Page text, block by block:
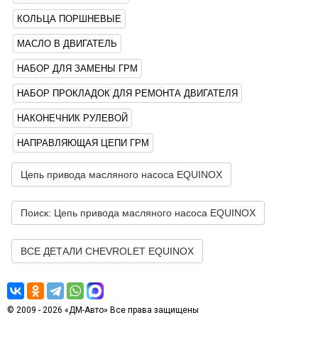
КОЛЬЦА ПОРШНЕВЫЕ
МАСЛО В ДВИГАТЕЛЬ
НАБОР ДЛЯ ЗАМЕНЫ ГРМ
НАБОР ПРОКЛАДОК ДЛЯ РЕМОНТА ДВИГАТЕЛЯ
НАКОНЕЧНИК РУЛЕВОЙ
НАПРАВЛЯЮЩАЯ ЦЕПИ ГРМ
Цепь привода масляного насоса EQUINOX
Поиск: Цепь привода масляного насоса EQUINOX
ВСЕ ДЕТАЛИ CHEVROLET EQUINOX
© 2009 - 2026 «ДМ-Авто» Все права защищены